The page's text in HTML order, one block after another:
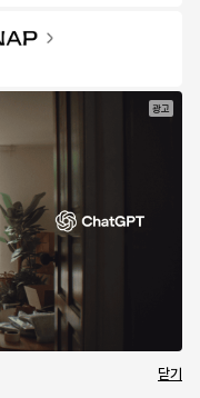
RAPHIC SET UP SH
ORTS BLACK
69% 28,000원
8 10개 남음
한정
더보기
광고
닫기